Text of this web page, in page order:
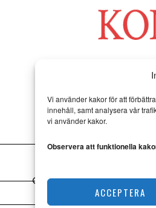
Vi använder kakor för att
innehåll, samt analysera vår
vi använder kakor.
Observera att funktionella
ACCEPTERA